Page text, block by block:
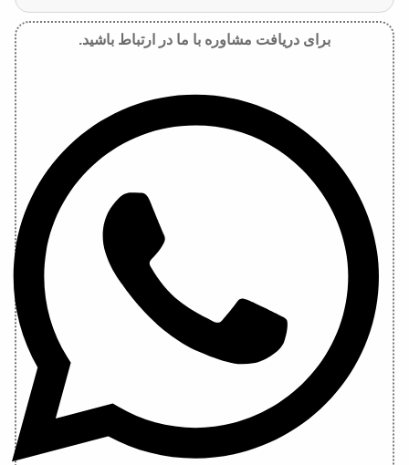
برای دریافت مشاوره با ما در ارتباط باشید.